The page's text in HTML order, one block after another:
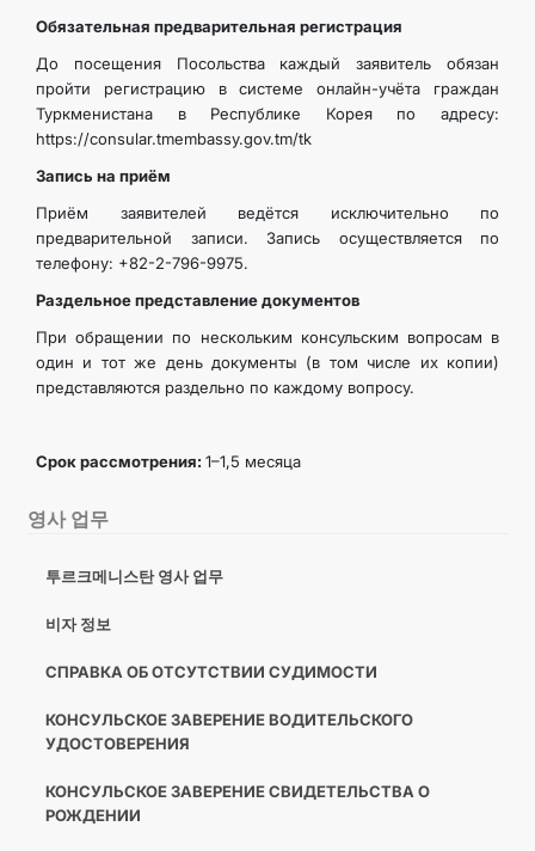
관광
영사 업무
투르크메니스탄 영사 업무
비자 정보
СПРАВКА ОБ ОТСУТСТВИИ СУДИМОСТИ
КОНСУЛЬСКОЕ ЗАВЕРЕНИЕ ВОДИТЕЛЬСКОГО
УДОСТОВЕРЕНИЯ
КОНСУЛЬСКОЕ ЗАВЕРЕНИЕ СВИДЕТЕЛЬСТВА О
РОЖДЕНИИ
Обязательная предварительная регистрация
До посещения Посольства каждый заявитель обязан
пройти регистрацию в системе онлайн-учёта граждан
Туркменистана в Республике Корея по адресу:
https://consular.tmembassy.gov.tm/tk
Запись на приём
Приём заявителей ведётся исключительно по
предварительной записи. Запись осуществляется по
телефону: +82-2-796-9975.
Раздельное представление документов
При обращении по нескольким консульским вопросам в
один и тот же день документы (в том числе их копии)
представляются раздельно по каждому вопросу.
Срок рассмотрения: 1–1,5 месяца